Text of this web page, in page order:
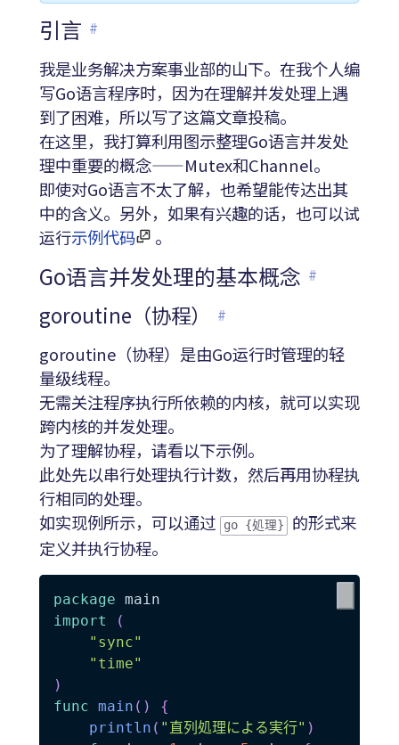
引言 #
我是业务解决方案事业部的山下。在我个人编
写Go语言程序时，因为在理解并发处理上遇
到了困难，所以写了这篇文章投稿。
在这里，我打算利用图示整理Go语言并发处
理中重要的概念——Mutex和Channel。
即使对Go语言不太了解，也希望能传达出其
中的含义。另外，如果有兴趣的话，也可以试
运行示例代码 。
Go语言并发处理的基本概念 #
goroutine（协程） #
goroutine（协程）是由Go运行时管理的轻
量级线程。
无需关注程序执行所依赖的内核，就可以实现
跨内核的并发处理。
为了理解协程，请看以下示例。
此处先以串行处理执行计数，然后再用协程执
行相同的处理。
如实现例所示，可以通过
go {処理}
的形式来
定义并执行协程。
package
import
(
"sync"
"time"
)
func main ( )
{
println ( "直列処理による実行" )